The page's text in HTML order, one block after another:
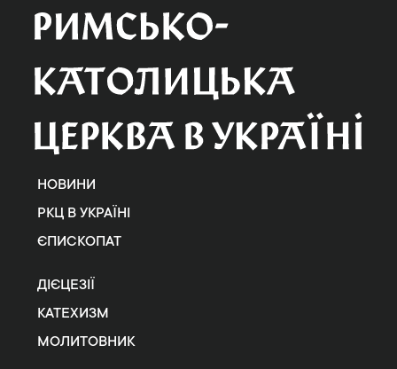
НОВИНИ
РКЦ В УКРАЇНІ
ЄПИСКОПАТ
ДІЄЦЕЗІЇ
КАТЕХИЗМ
МОЛИТОВНИК